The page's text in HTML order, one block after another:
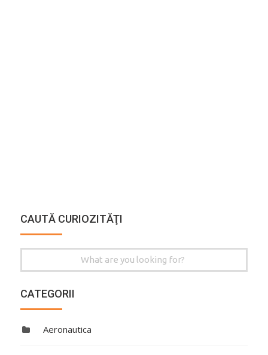
CAUTĂ CURIOZITĂŢI
for:
CATEGORII
Aeronautica